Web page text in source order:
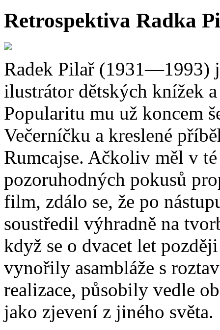
Retrospektiva Radka
Radek Pilař (1931—1993)
ilustrátor dětských knížek
Popularitu mu už koncem
Večerníčku a kreslené
Rumcajse. Ačkoliv měl v
pozoruhodných pokusů
film, zdálo se, že po
soustředil výhradně na
když se o dvacet let
vynořily asambláže s
realizace, působily vedle
jako zjevení z jiného světa.